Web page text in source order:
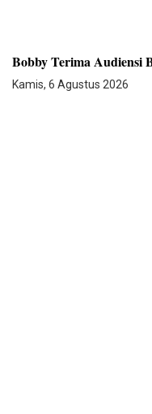
Bobby Terima Audiensi
Kamis, 6 Agustus 2026